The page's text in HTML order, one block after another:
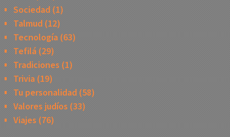
Sociedad(1)
Talmud (12)
Tecnología(63)
Tefilá(29)
Tradiciones (1)
Trivia(19)
Tu personalidad(58)
Valores judíos (33)
Viajes (76)